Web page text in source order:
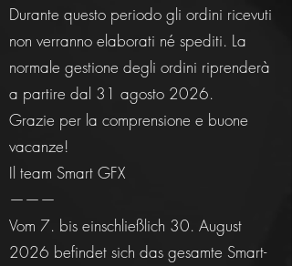
Durante questo periodo gli ordini ricevuti
non verranno elaborati né spediti. La
normale gestione degli ordini riprenderà
a partire dal 31 agosto 2026.
Grazie per la comprensione e buone
vacanze!
Il team Smart GFX
———
Vom 7. bis einschließlich 30. August
2026 befindet sich das gesamte Smart-